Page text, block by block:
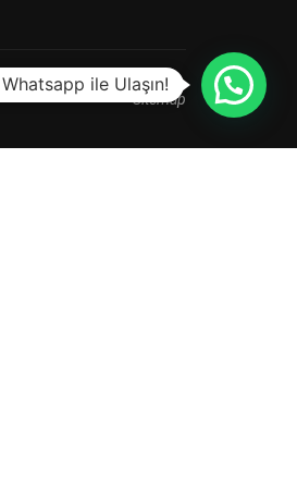
Sitemap
ile Ulaşın!